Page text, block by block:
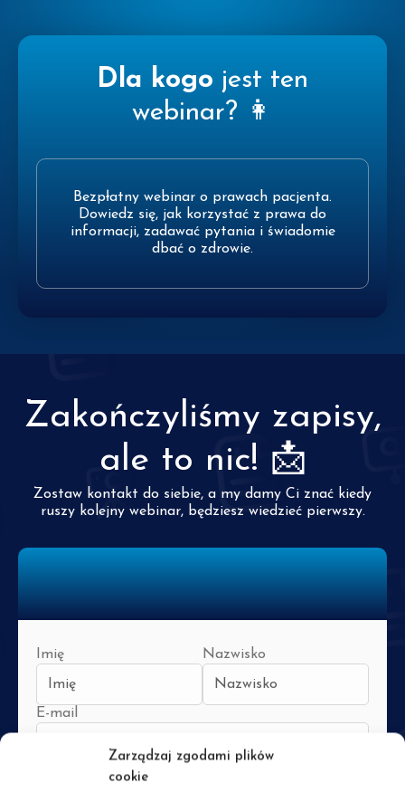
Zarządzaj zgodami plików
cookie
Dla kogo jest ten
webinar? 👩
Bezpłatny webinar o prawach pacjenta.
Dowiedz się, jak korzystać z prawa do
informacji, zadawać pytania i świadomie
dbać o zdrowie.
Zakończyliśmy zapisy,
ale to nic! 📩
Zostaw kontakt do siebie, a my damy Ci znać kiedy
ruszy kolejny webinar, będziesz wiedzieć pierwszy.
Imię Nazwisko
E-mail
Nr kierunkowy Nr telefonu